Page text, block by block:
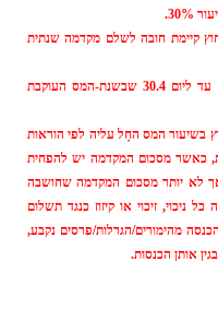
קיימת חובה לשלם מקדמה שנתית
הדיווח והתשלום חייבים להיעשות לכל המאוחר עד ליום 30.4 שבשנת-המס העוקבת
בשיעור המס החָל עליה לפי הוראות
כאשר מסכום המקדמה יש להפחית
לא יותר מסכום המקדמה שחושבה
ניכוי, זיכוי או קיזוז כנגד תשלום
מהימורים/הגרלות/פרסים נקבע,
אותן הכנסות.